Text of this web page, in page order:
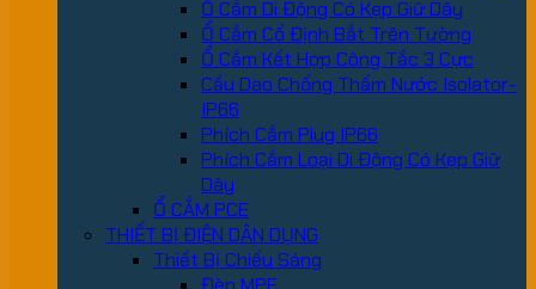
Ổ Cắm Di Động Có Kẹp Giữ Dây
Ổ Cắm Cố Định Bắt Trên Tường
Ổ Cắm Kết Hợp Công Tắc 3 Cực
Cầu Dao Chống Thấm Nước Isolator-
IP66
Phích Cắm Plug IP66
Phích Cắm Loại Di Động Có Kẹp Giữ
Dây
Ổ CẮM PCE
THIẾT BỊ ĐIỆN DÂN DỤNG
Thiết Bị Chiếu Sáng